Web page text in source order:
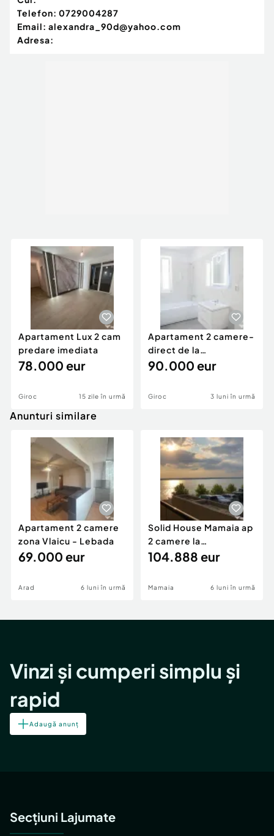
Telefon: 0729004287
Email: alexandra_90d@yahoo.com
Adresa:
Apartament Lux 2 cam
predare imediata
78.000 eur
Giroc 15 zile în urmă
Apartament 2 camere-
direct de la
dezvoltator
90.000 eur
Giroc 3 luni în urmă
Anunturi similare
Apartament 2 camere
zona Vlaicu - Lebada
69.000 eur
Arad 6 luni în urmă
Solid House Mamaia ap
2 camere la
cheie,langa Mega
104.888 eur
Mamaia 6 luni în urmă
Vinzi și cumperi simplu și
rapid
Adaugă anunț
Secțiuni Lajumate